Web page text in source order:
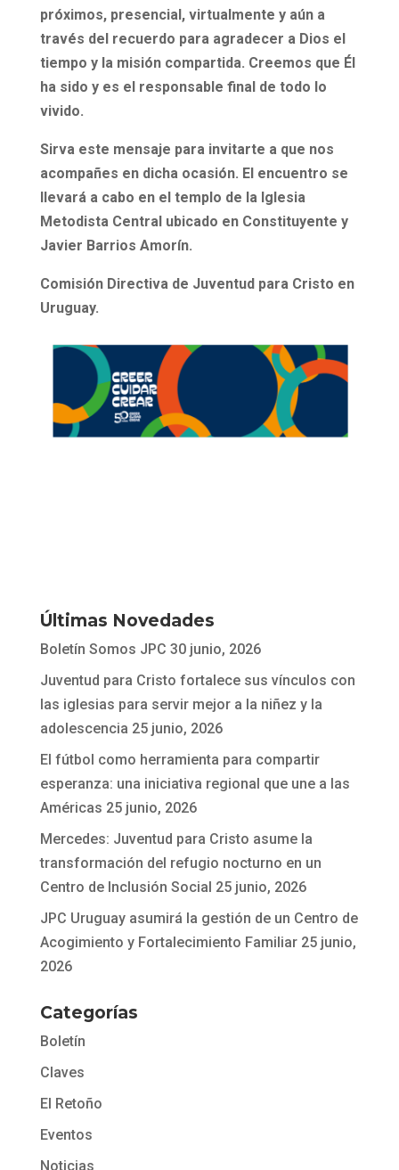
próximos, presencial, virtualmente y aún a
través del recuerdo para agradecer a Dios el
tiempo y la misión compartida. Creemos que Él
ha sido y es el responsable final de todo lo
vivido.
Sirva este mensaje para invitarte a que nos
acompañes en dicha ocasión. El encuentro se
llevará a cabo en el templo de la Iglesia
Metodista Central ubicado en Constituyente y
Javier Barrios Amorín.
Comisión Directiva de Juventud para Cristo en
Uruguay.
Últimas Novedades
Boletín Somos JPC 30 junio, 2026
Juventud para Cristo fortalece sus vínculos con
las iglesias para servir mejor a la niñez y la
adolescencia 25 junio, 2026
El fútbol como herramienta para compartir
esperanza: una iniciativa regional que une a las
Américas 25 junio, 2026
Mercedes: Juventud para Cristo asume la
transformación del refugio nocturno en un
Centro de Inclusión Social 25 junio, 2026
JPC Uruguay asumirá la gestión de un Centro de
Acogimiento y Fortalecimiento Familiar 25 junio,
2026
Categorías
Boletín
Claves
El Retoño
Eventos
Noticias